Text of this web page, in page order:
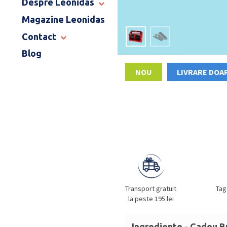
END OF SCHOOL
Despre Leonidas
POVESTEA LEONIDAS
CATALOG PAȘTE 2026
Magazine Leonidas
Contact
MAGAZINE LEONIDAS
Blog
NOU LIVRARE
Transport gratuit
la peste 195 lei